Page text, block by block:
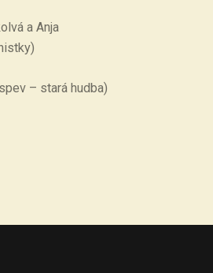
a Anja
– stará hudba)